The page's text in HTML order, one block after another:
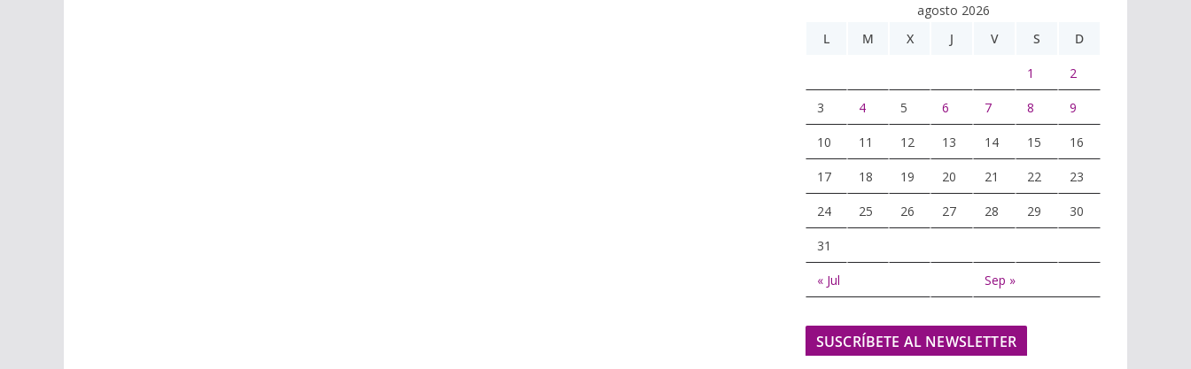
agosto 2026
L
M X J V S D
1 2
3 4 5 6 7 8 9
10 11 12 13 14 15 16
17 18 19 20 21 22 23
24 25 26 27 28 29 30
31
« Jul Sep »
SUSCRÍBETE AL NEWSLETTER